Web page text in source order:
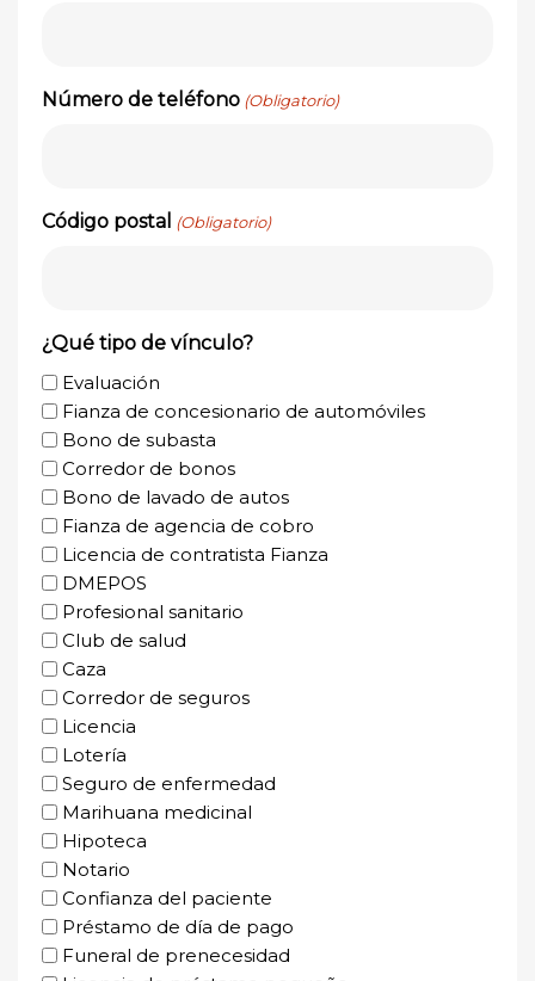
Número de teléfono (Obligatorio)
Código postal (Obligatorio)
¿Qué tipo de vínculo?
Evaluación
Fianza de concesionario de automóviles
Bono de subasta
Corredor de bonos
Bono de lavado de autos
Fianza de agencia de cobro
Licencia de contratista Fianza
DMEPOS
Profesional sanitario
Club de salud
Caza
Corredor de seguros
Licencia
Lotería
Seguro de enfermedad
Marihuana medicinal
Hipoteca
Notario
Confianza del paciente
Préstamo de día de pago
Funeral de prenecesidad